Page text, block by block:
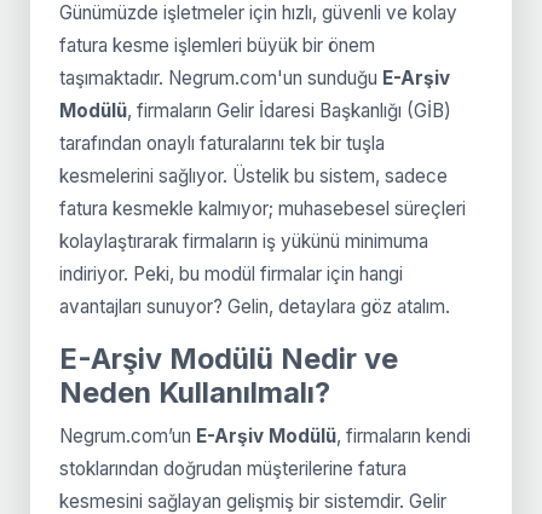
Günümüzde işletmeler için hızlı, güvenli ve kolay
fatura kesme işlemleri büyük bir önem
taşımaktadır. Negrum.com'un sunduğu E-Arşiv
Modülü, firmaların Gelir İdaresi Başkanlığı (GİB)
tarafından onaylı faturalarını tek bir tuşla
kesmelerini sağlıyor. Üstelik bu sistem, sadece
fatura kesmekle kalmıyor; muhasebesel süreçleri
kolaylaştırarak firmaların iş yükünü minimuma
indiriyor. Peki, bu modül firmalar için hangi
avantajları sunuyor? Gelin, detaylara göz atalım.
E-Arşiv Modülü Nedir ve
Neden Kullanılmalı?
Negrum.com’un E-Arşiv Modülü, firmaların kendi
stoklarından doğrudan müşterilerine fatura
kesmesini sağlayan gelişmiş bir sistemdir. Gelir